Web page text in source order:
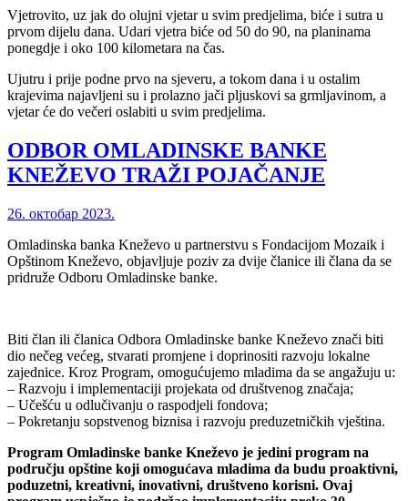
Vjetrovito, uz jak do olujni vjetar u svim predjelima, biće i sutra u
prvom dijelu dana. Udari vjetra biće od 50 do 90, na planinama
ponegdje i oko 100 kilometara na čas.
Ujutru i prije podne prvo na sjeveru, a tokom dana i u ostalim
krajevima najavljeni su i prolazno jači pljuskovi sa grmljavinom, a
vjetar će do večeri oslabiti u svim predjelima.
ODBOR OMLADINSKE BANKE
KNEŽEVO TRAŽI POJAČANJE
26. октобар 2023.
Omladinska banka Kneževo u partnerstvu s Fondacijom Mozaik i
Opštinom Kneževo, objavljuje poziv za dvije članice ili člana da se
pridruže Odboru Omladinske banke.
Biti član ili članica Odbora Omladinske banke Kneževo znači biti
dio nečeg većeg, stvarati promjene i doprinositi razvoju lokalne
zajednice. Kroz Program, omogućujemo mladima da se angažuju u:
– Razvoju i implementaciji projekata od društvenog značaja;
– Učešću u odlučivanju o raspodjeli fondova;
– Pokretanju sopstvenog biznisa i razvoju preduzetničkih vještina.
Program Omladinske banke Kneževo je jedini program na
području opštine koji omogućava mladima da budu proaktivni,
poduzetni, kreativni, inovativni, društveno korisni. Ovaj